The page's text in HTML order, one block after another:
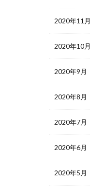
2020年11月
2020年10月
2020年9月
2020年8月
2020年7月
2020年6月
2020年5月